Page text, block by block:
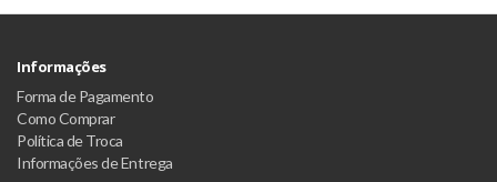
Informações
Forma de Pagamento
Como Comprar
Política de Troca
Informações de Entrega